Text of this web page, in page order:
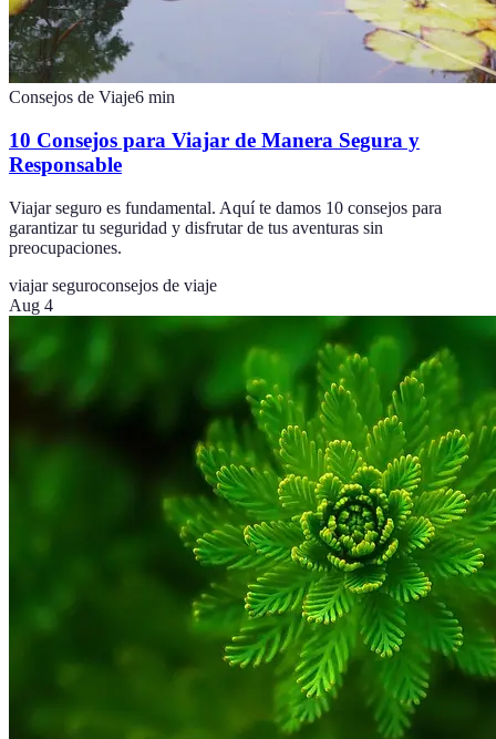
Consejos de Viaje6 min
10 Consejos para Viajar de Manera Segura y
Responsable
Viajar seguro es fundamental. Aquí te damos 10 consejos para
garantizar tu seguridad y disfrutar de tus aventuras sin
preocupaciones.
viajar seguroconsejos de viaje
Aug 4